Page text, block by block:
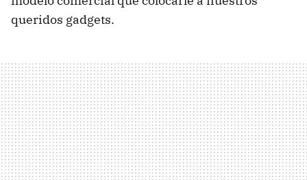
queridos gadgets.